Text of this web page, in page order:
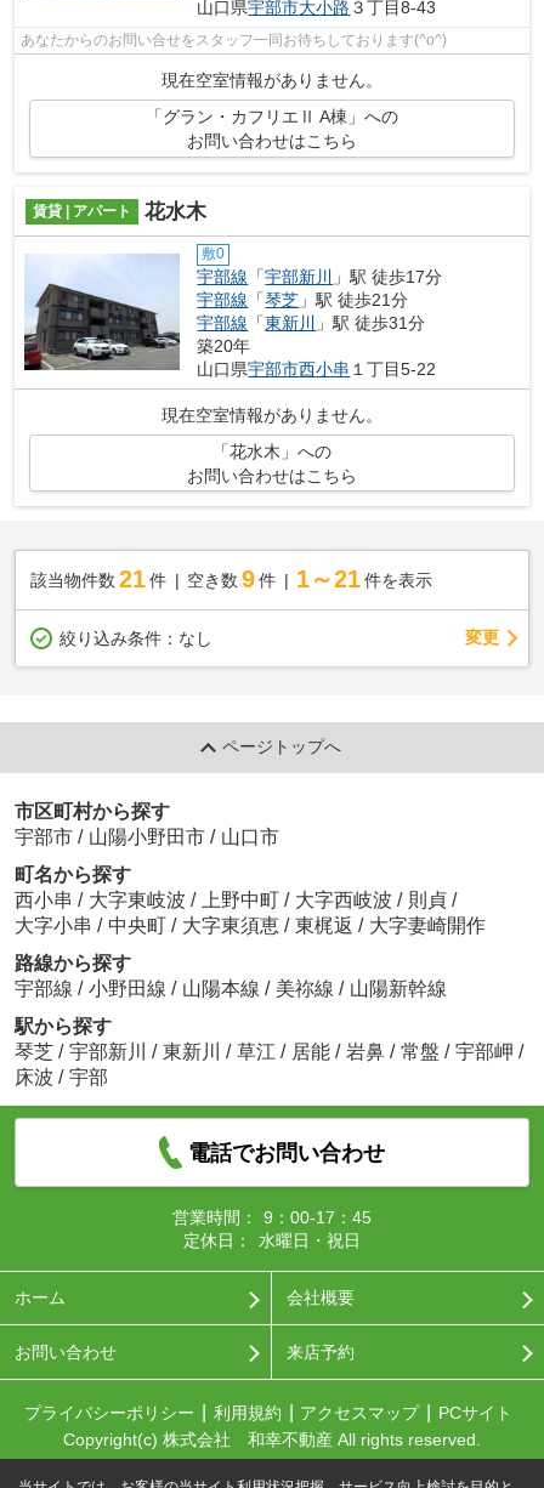
山口県宇部市大小路 ３丁目8-43
あなたからのお問い合せをスタッフ一同お待ちしております(^o^)
現在空室情報がありません。
「グラン・カフリエⅡ A棟」への
お問い合わせはこちら
賃貸 | アパート 花水木
敷0
宇部線 「宇部新川
」駅 徒歩17分
宇部線 「琴芝 」駅 徒歩21分
宇部線 「東新川
」駅 徒歩31分
築20年
山口県宇部市西小串 １丁目5-22
現在空室情報がありません。
「花水木」への
お問い合わせはこちら
該当物件数 21件 空き数 9 件 1～21 件を表示
絞り込み条件： なし 変更
ページトップへ
市区町村から探す
宇部市 / 山陽小野田市 / 山口市
町名から探す
西小串 / 大字東岐波 / 上野中町 / 大字西岐波 / 則貞 /
大字小串 / 中央町 / 大字東須恵 / 東梶返 / 大字妻崎開作
路線から探す
宇部線 / 小野田線 / 山陽本線 / 美祢線 / 山陽新幹線
駅から探す
琴芝 / 宇部新川 / 東新川 / 草江 / 居能 / 岩鼻 / 常盤 / 宇部岬 /
床波 / 宇部
電話でお問い合わせ
営業時間：
9：00-17：45
定休日：
水曜日・祝日
ホーム 会社概要
お問い合わせ 来店予約
プライバシーポリシー 利用規約 アクセスマップ
PCサイト
Copyright(c) 株式会社 和幸不動産 All rights reserved.